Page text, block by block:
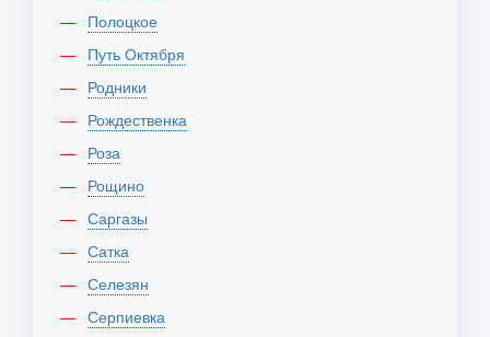
Полоцкое
Путь Октября
Родники
Рождественка
Роза
Рощино
Саргазы
Сатка
Селезян
Серпиевка